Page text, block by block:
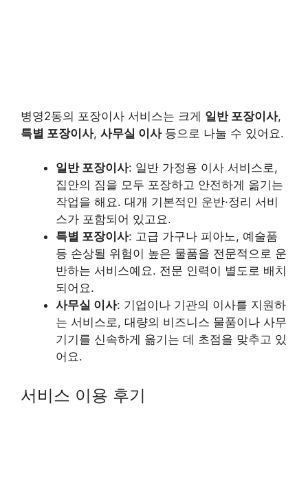
병영2동의 포장이사 서비스는 크게 일반 포장이사,
특별 포장이사, 사무실 이사등으로 나눌 수 있어요.
일반 포장이사: 일반 가정용 이사 서비스로,
집안의 짐을 모두 포장하고 안전하게 옮기는
작업을 해요. 대개 기본적인 운반·정리 서비
스가 포함되어 있고요.
특별 포장이사: 고급 가구나 피아노, 예술품
등 손상될 위험이 높은 물품을 전문적으로 운
반하는 서비스예요. 전문 인력이 별도로 배치
되어요.
사무실 이사: 기업이나 기관의 이사를 지원하
는 서비스로, 대량의 비즈니스 물품이나 사무
기기를 신속하게 옮기는 데 초점을 맞추고 있
어요.
서비스 이용 후기